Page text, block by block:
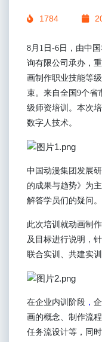
1784
8月1日-6日，由中
询有限公司承办，
画制作职业技能等
束。来自全国9个省
级师资培训。本次
数字人技术。
中国动漫集团发展
的成果与趋势》为
解答学员们的疑问。
此次培训就动画制作
及目标进行说明，
联合实训、共建实
在企业内训阶段 ，
画的概念、制作流
任务流设计等，同